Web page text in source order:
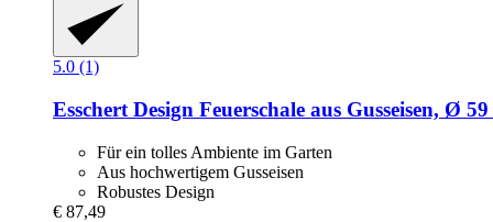
5.0 (1)
Esschert Design Feuerschale aus Gusseisen, Ø
Für ein tolles Ambiente im Garten
Aus hochwertigem Gusseisen
Robustes Design
€ 87,49